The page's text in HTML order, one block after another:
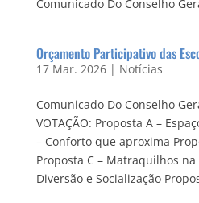
Comunicado Do Conselho
Orçamento Participativo das
17 Mar. 2026| Notícias
Comunicado Do Conselho
VOTAÇÃO: Proposta A –
– Conforto que aproxima
Proposta C – Matraquilhos
Diversão e Socialização